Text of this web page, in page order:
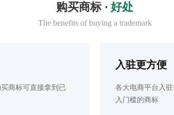
购买商标 · 好处
The benefits of buying a trademark
商标可直接拿到已
入驻更方便
各大电商平台入
入门槛的商标